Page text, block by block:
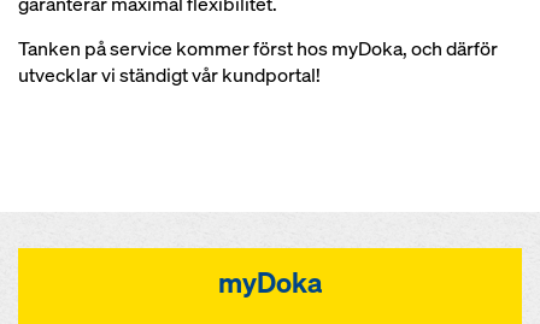
Tanken på service kommer först hos myDoka, och därför
utvecklar vi ständigt vår kundportal!
myDoka